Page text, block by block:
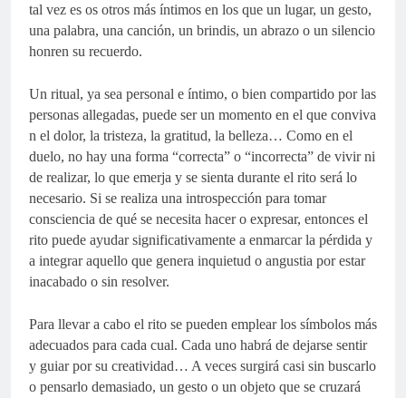
tal vez es os otros más íntimos en los que un lugar, un gesto,
una palabra, una canción, un brindis, un abrazo o un silencio
honren su recuerdo.
Un ritual, ya sea personal e íntimo, o bien compartido por las
personas allegadas, puede ser un momento en el que conviva
n el dolor, la tristeza, la gratitud, la belleza… Como en el
duelo, no hay una forma “correcta” o “incorrecta” de vivir ni
de realizar, lo que emerja y se sienta durante el rito será lo
necesario. Si se realiza una introspección para tomar
consciencia de qué se necesita hacer o expresar, entonces el
rito puede ayudar significativamente a enmarcar la pérdida y
a integrar aquello que genera inquietud o angustia por estar
inacabado o sin resolver.
Para llevar a cabo el rito se pueden emplear los símbolos más
adecuados para cada cual. Cada uno habrá de dejarse sentir
y guiar por su creatividad… A veces surgirá casi sin buscarlo
o pensarlo demasiado, un gesto o un objeto que se cruzará